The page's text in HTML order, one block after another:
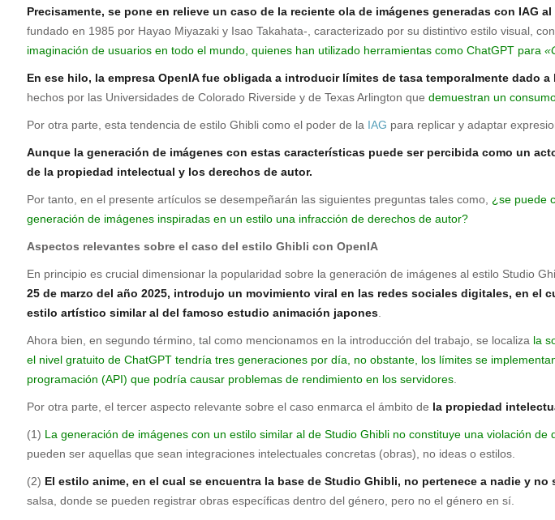
Precisamente, se pone en relieve un caso de la reciente ola de imágenes generadas con IAG
fundado en 1985 por Hayao Miyazaki y Isao Takahata-, caracterizado por su distintivo estilo visual,
imaginación de usuarios en todo el mundo, quienes han utilizado herramientas como ChatGPT para
En ese hilo, la empresa OpenIA fue obligada a introducir límites de tasa temporalmente dado
hechos por las Universidades de Colorado Riverside y de Texas Arlington que demuestran un
Por otra parte, esta tendencia de estilo Ghibli como el poder de la IAG para replicar y adaptar
Aunque la generación de imágenes con estas características puede ser percibida como un
de la propiedad intelectual y los derechos de autor.
Por tanto, en el presente artículos se desempeñarán las siguientes preguntas tales como, ¿se puede
generación de imágenes inspiradas en un estilo una infracción de derechos de autor?
Aspectos relevantes sobre el caso del estilo Ghibli con OpenIA
En principio es crucial dimensionar la popularidad sobre la generación de imágenes al estilo Studio
25 de marzo del año 2025, introdujo un movimiento viral en las redes sociales digitales, en el
estilo artístico similar al del famoso estudio animación japones
Ahora bien, en segundo término, tal como mencionamos en la introducción del trabajo, se localiza la
el nivel gratuito de ChatGPT tendría tres generaciones por día, no obstante, los límites se
programación (API) que podría causar problemas de rendimiento en los servidores
Por otra parte, el tercer aspecto relevante sobre el caso enmarca el ámbito de la propiedad
(1) La generación de imágenes con un estilo similar al de Studio Ghibli no constituye una violación de
pueden ser aquellas que sean integraciones intelectuales concretas (obras), no ideas o estilos.
(2) El estilo anime, en el cual se encuentra la base de Studio Ghibli, no pertenece a nadie y no
salsa, donde se pueden registrar obras específicas dentro del género, pero no el género en sí.